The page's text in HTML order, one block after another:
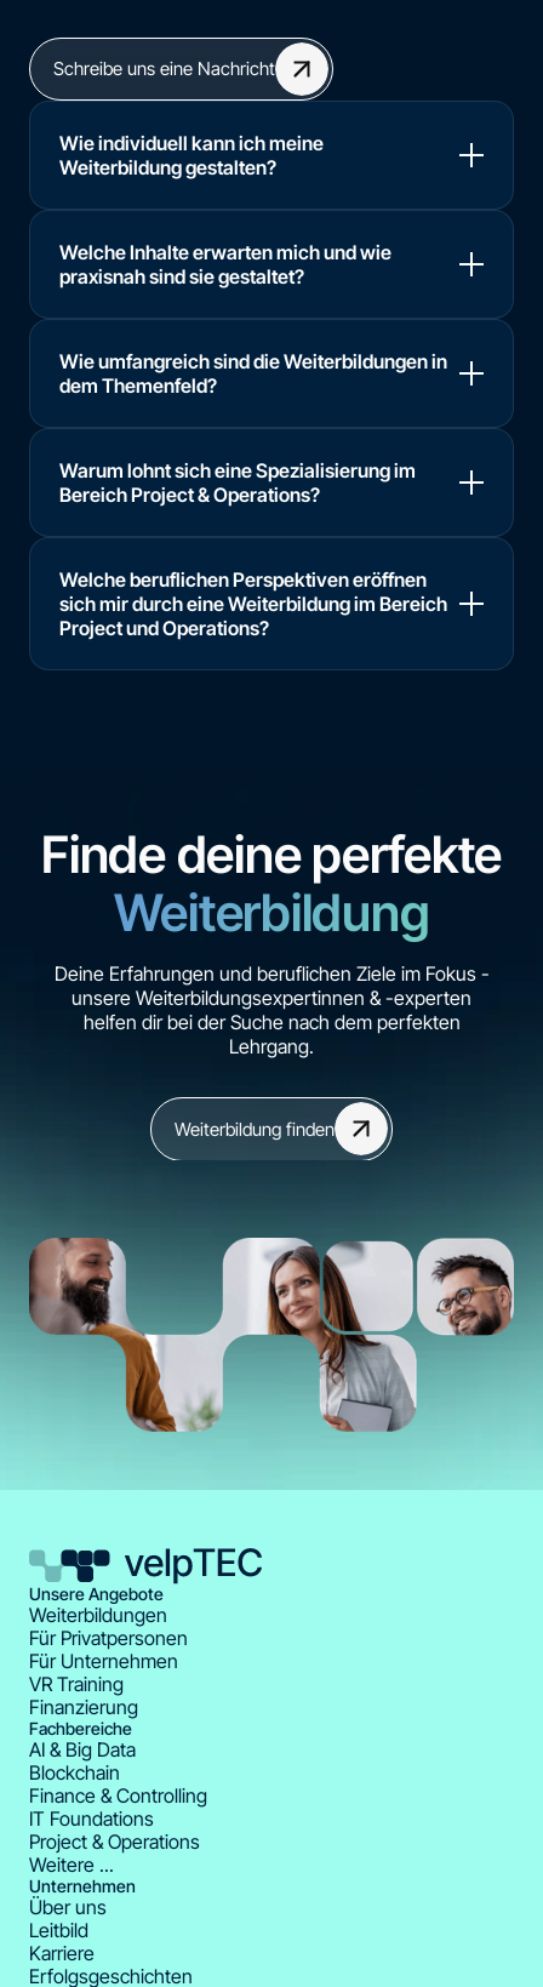
Schreibe uns eine Nachricht
Wie individuell kann ich meine
Weiterbildung gestalten?
Welche Inhalte erwarten mich und wie
praxisnah sind sie gestaltet?
Wie umfangreich sind die Weiterbildungen in
dem Themenfeld?
Warum lohnt sich eine Spezialisierung im
Bereich Project & Operations?
Welche beruflichen Perspektiven eröffnen
sich mir durch eine Weiterbildung im Bereich
Project und Operations?
Finde deine perfekte
Weiterbildung
Deine Erfahrungen und beruflichen Ziele im Fokus -
unsere Weiterbildungsexpertinnen & -experten
helfen dir bei der Suche nach dem perfekten
Lehrgang.
Weiterbildung finden
Unsere Angebote
Weiterbildungen
Für Privatpersonen
Für Unternehmen
VR Training
Finanzierung
Fachbereiche
AI & Big Data
Blockchain
Finance & Controlling
IT Foundations
Project & Operations
Weitere ...
Unternehmen
Über uns
Leitbild
Karriere
Erfolgsgeschichten